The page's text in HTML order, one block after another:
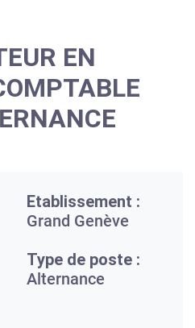
EN
Etablissement :
Grand Genève
Type de poste :
Alternance